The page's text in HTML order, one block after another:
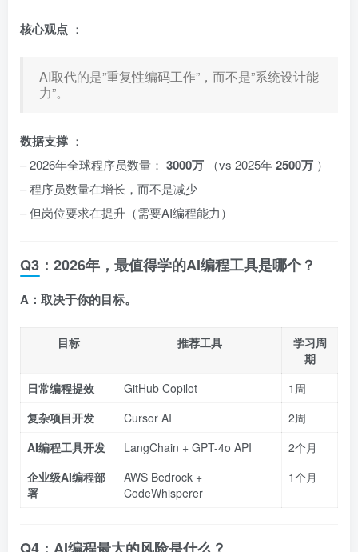
核心观点 ：
AI取代的是”重复性编码工作”，而不是”系统设计能
力”。
数据支撑 ：
– 2026年全球程序员数量： 3000万 （vs 2025年2500万 ）
– 程序员数量在增长，而不是减少
– 但岗位要求在提升（需要AI编程能力）
Q3：2026年，最值得学的AI编程工具是哪个？
A：取决于你的目标。
目标 推荐工具
学习周
期
日常编程提效
GitHub Copilot
1周
复杂项目开发
Cursor AI
2周
AI编程工具开发
LangChain + GPT-4o API
2个月
企业级AI编程部
署
AWS Bedrock +
CodeWhisperer
1个月